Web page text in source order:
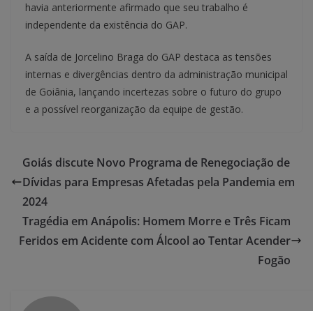
havia anteriormente afirmado que seu trabalho é
independente da existência do GAP.
A saída de Jorcelino Braga do GAP destaca as tensões
internas e divergências dentro da administração municipal
de Goiânia, lançando incertezas sobre o futuro do grupo
e a possível reorganização da equipe de gestão.
Goiás discute Novo Programa de Renegociação de
Dívidas para Empresas Afetadas pela Pandemia em
2024
Tragédia em Anápolis: Homem Morre e Três Ficam
Feridos em Acidente com Álcool ao Tentar Acender
Fogão